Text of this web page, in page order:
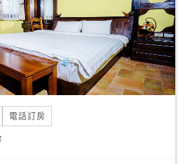
電話訂房